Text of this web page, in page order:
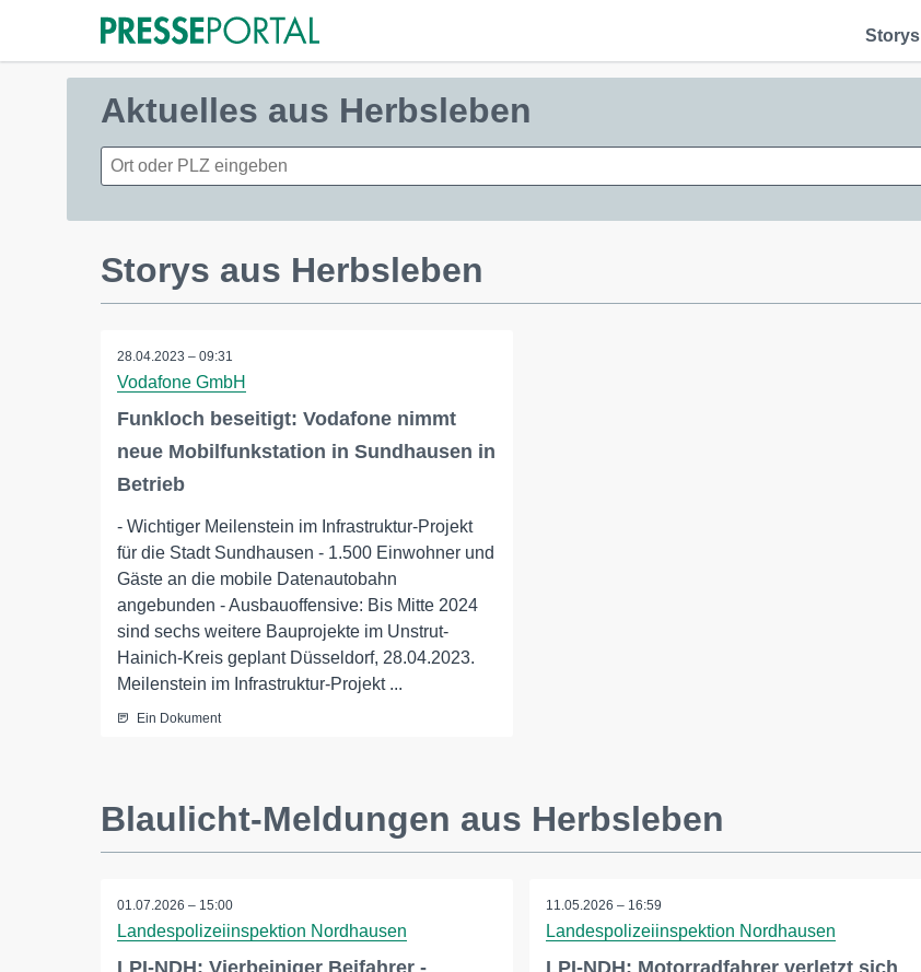
Storys
Aktuelles aus Herbsleben
Storys aus Herbsleben
28.04.2023 – 09:31
Vodafone GmbH
Funkloch beseitigt: Vodafone nimmt
neue Mobilfunkstation in Sundhausen in
Betrieb
- Wichtiger Meilenstein im Infrastruktur-Projekt
für die Stadt Sundhausen - 1.500 Einwohner und
Gäste an die mobile Datenautobahn
angebunden - Ausbauoffensive: Bis Mitte 2024
sind sechs weitere Bauprojekte im Unstrut-
Hainich-Kreis geplant Düsseldorf, 28.04.2023.
Meilenstein im Infrastruktur-Projekt ...
Ein Dokument
Blaulicht-Meldungen aus Herbsleben
01.07.2026 – 15:00
Landespolizeiinspektion Nordhausen
LPI-NDH: Vierbeiniger Beifahrer -
11.05.2026 – 16:59
Landespolizeiinspektion Nordhausen
LPI-NDH: Motorradfahrer verletzt sich